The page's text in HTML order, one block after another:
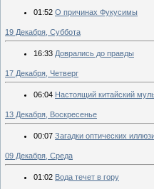
01:52 О причинах Фукусимы
19 Декабря, Суббота
16:33 Доврались до правды
17 Декабря, Четверг
06:04 Настоящий китайский
13 Декабря, Воскресенье
00:07 Загадки оптических
09 Декабря, Среда
01:02 Вода течет в гору